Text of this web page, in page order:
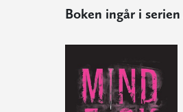
Boken ingår i serien